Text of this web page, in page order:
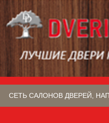
СЕТЬ САЛОНОВ ДВЕРЕЙ,